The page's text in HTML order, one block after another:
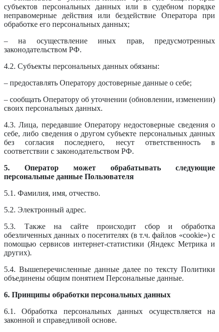
субъектов персональных данных или в судебном порядке
неправомерные действия или бездействие Оператора при
обработке его персональных данных;
– на осуществление иных прав, предусмотренных
законодательством РФ.
4.2. Субъекты персональных данных обязаны:
– предоставлять Оператору достоверные данные о себе;
– сообщать Оператору об уточнении (обновлении, изменении)
своих персональных данных.
4.3. Лица, передавшие Оператору недостоверные сведения о
себе, либо сведения о другом субъекте персональных данных
без согласия последнего, несут ответственность в
соответствии с законодательством РФ.
5. Оператор может обрабатывать следующие
персональные данные Пользователя
5.1. Фамилия, имя, отчество.
5.2. Электронный адрес.
5.3. Также на сайте происходит сбор и обработка
обезличенных данных о посетителях (в т.ч. файлов «cookie») с
помощью сервисов интернет-статистики (Яндекс Метрика и
других).
5.4. Вышеперечисленные данные далее по тексту Политики
объединены общим понятием Персональные данные.
6. Принципы обработки персональных данных
6.1. Обработка персональных данных осуществляется на
законной и справедливой основе.